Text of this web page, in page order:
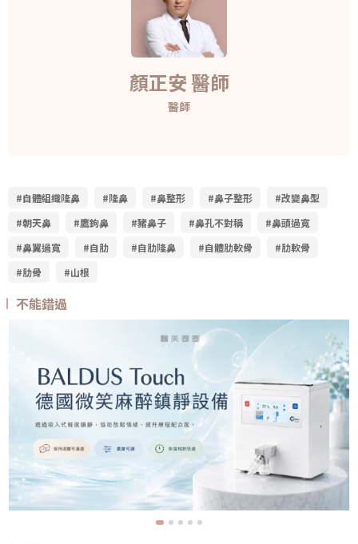
顏正安 醫師
醫師
#自體組織隆鼻 #隆鼻 #鼻整形 #鼻子整形
#改變鼻型
#朝天鼻
#鷹鉤鼻 #豬鼻子 #鼻孔不對稱
#鼻頭過寬
#鼻翼過寬
#自肋 #自肋隆鼻 #自體肋軟骨
#肋軟骨
#肋骨
#山根
不能錯過